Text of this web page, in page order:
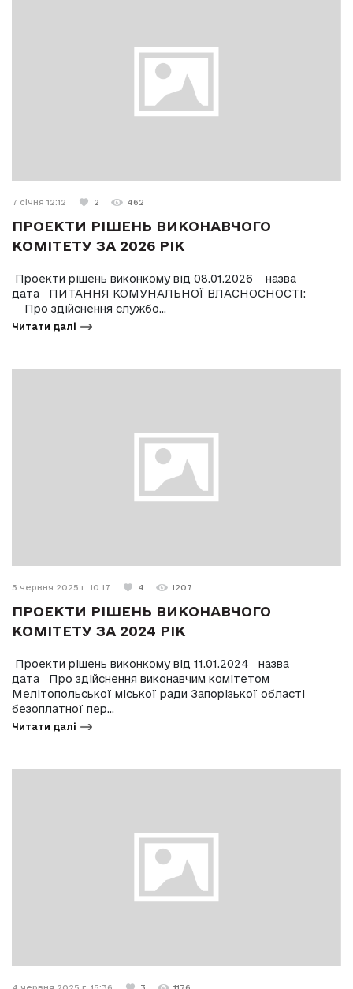
7 січня 12:12 2 462
ПРОЕКТИ РІШЕНЬ ВИКОНАВЧОГО
КОМІТЕТУ ЗА 2026 РІК
Проекти рішень виконкому від 08.01.2026 назва
дата ПИТАННЯ КОМУНАЛЬНОЇ ВЛАСНОСНОСТІ:
Про здійснення службо...
Читати далі
5 червня 2025 г. 10:17 4 1207
ПРОЕКТИ РІШЕНЬ ВИКОНАВЧОГО
КОМІТЕТУ ЗА 2024 РІК
Проекти рішень виконкому від 11.01.2024 назва
дата Про здійснення виконавчим комітетом
Мелітопольської міської ради Запорізької області
безоплатної пер...
Читати далі